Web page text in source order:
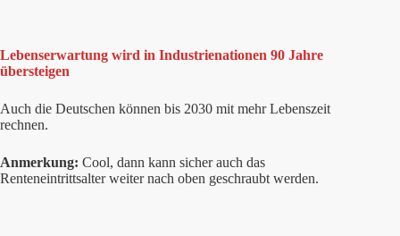
Lebenserwartung wird in Industrienationen 90 Jahre
übersteigen
Auch die Deutschen können bis 2030 mit mehr Lebenszeit
rechnen.
Anmerkung: Cool, dann kann sicher auch das
Renteneintrittsalter weiter nach oben geschraubt werden.